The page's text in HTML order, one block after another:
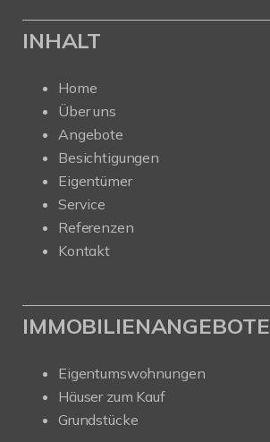
INHALT
Home
Über uns
Angebote
Besichtigungen
Eigentümer
Service
Referenzen
Kontakt
IMMOBILIENANGEBOTE
Eigentumswohnungen
Häuser zum Kauf
Grundstücke